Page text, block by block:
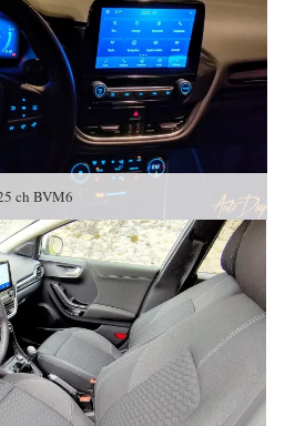
ch BVM6